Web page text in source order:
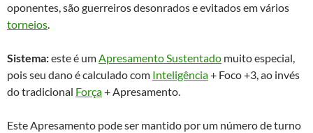
oponentes, são guerreiros desonrados e evitados em vários
torneios.
Sistema:este é umApresamento Sustentado muito especial,
pois seu dano é calculado com Inteligência+ Foco +3, ao invés
do tradicional Força+ Apresamento.
Este Apresamento pode ser mantido por um número de turno